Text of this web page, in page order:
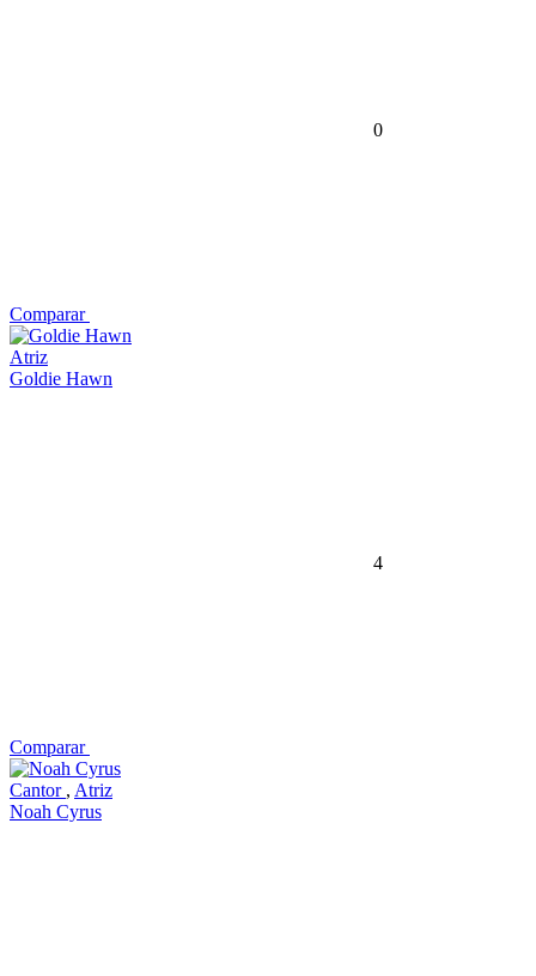
0
Comparar
Atriz
Goldie Hawn
4
Comparar
Cantor , Atriz
Noah Cyrus